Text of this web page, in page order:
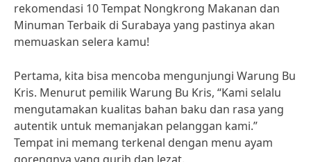
rekomendasi 10 Tempat Nongkrong Makanan dan
Minuman Terbaik di Surabaya yang pastinya akan
memuaskan selera kamu!
Pertama, kita bisa mencoba mengunjungi Warung Bu
Kris. Menurut pemilik Warung Bu Kris, “Kami selalu
mengutamakan kualitas bahan baku dan rasa yang
autentik untuk memanjakan pelanggan kami.”
Tempat ini memang terkenal dengan menu ayam